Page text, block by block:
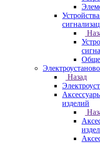
Назад
изделий